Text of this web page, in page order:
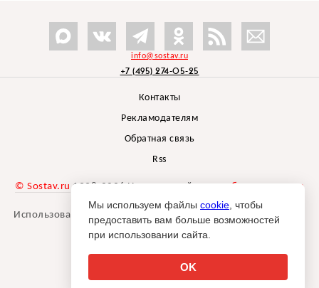
info@sostav.ru
+7 (495) 274-05-25
Контакты
Рекламодателям
Обратная связь
Rss
© Sostav.ru 1998-2026 Независимый проектбрендингового
агентства Depot
Использование материалов Sostav.ru допустимо только при
указании источника.
Мы используем файлы cookie , чтобы
предоставить вам больше возможностей
при использовании сайта.
OK